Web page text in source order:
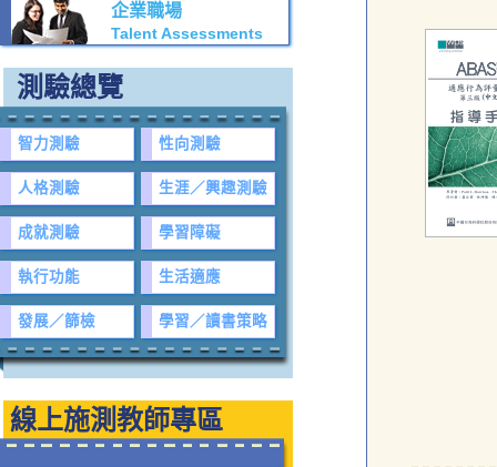
企業職場
Talent Assessments
測驗總覽
智力測驗 性向測驗
人格測驗 生涯／興趣測驗
成就測驗 學習障礙
執行功能 生活適應
發展／篩檢 學習／讀書策略
線上施測教師專區